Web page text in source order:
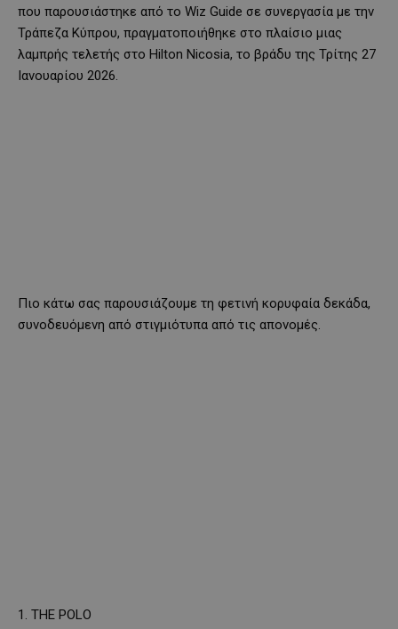
που παρουσιάστηκε από το Wiz Guide σε συνεργασία με την
Τράπεζα Κύπρου, πραγματοποιήθηκε στο πλαίσιο μιας
λαμπρής τελετής στο Hilton Nicosia, το βράδυ της Τρίτης 27
Ιανουαρίου 2026.
Πιο κάτω σας παρουσιάζουμε τη φετινή κορυφαία δεκάδα,
συνοδευόμενη από στιγμιότυπα από τις απονομές.
1. THE POLO